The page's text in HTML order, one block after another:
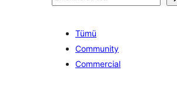
Tümü
Community
Commercial